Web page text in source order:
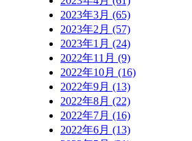
2023年3月 (65)
2023年2月 (57)
2023年1月 (24)
2022年11月 (9)
2022年10月 (16)
2022年9月 (13)
2022年8月 (22)
2022年7月 (16)
2022年6月 (13)